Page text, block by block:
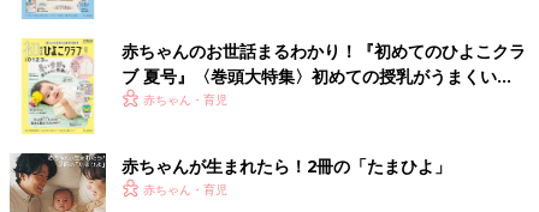
赤ちゃんのお世話まるわかり！『初めてのひよこクラ
ブ 夏号』〈巻頭大特集〉初めての授乳がうまくい
く！ おっぱい・ミルクの基本と夏のトラブル 解決テ
赤ちゃん・育児
赤ちゃんが生まれたら！2冊の「たまひよ」
赤ちゃん・育児